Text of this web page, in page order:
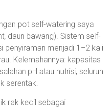
pot self-watering saya
daun bawang). Sistem self-
penyiraman menjadi 1–2 kali
Kelemahannya: kapasitas
pH atau nutrisi, seluruh
serentak.
rak kecil sebagai